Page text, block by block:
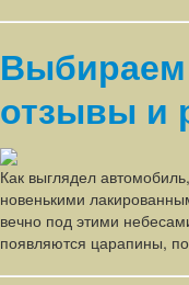
отзывы и
Как выглядел
новенькими
вечно под этими
появляются царапины,